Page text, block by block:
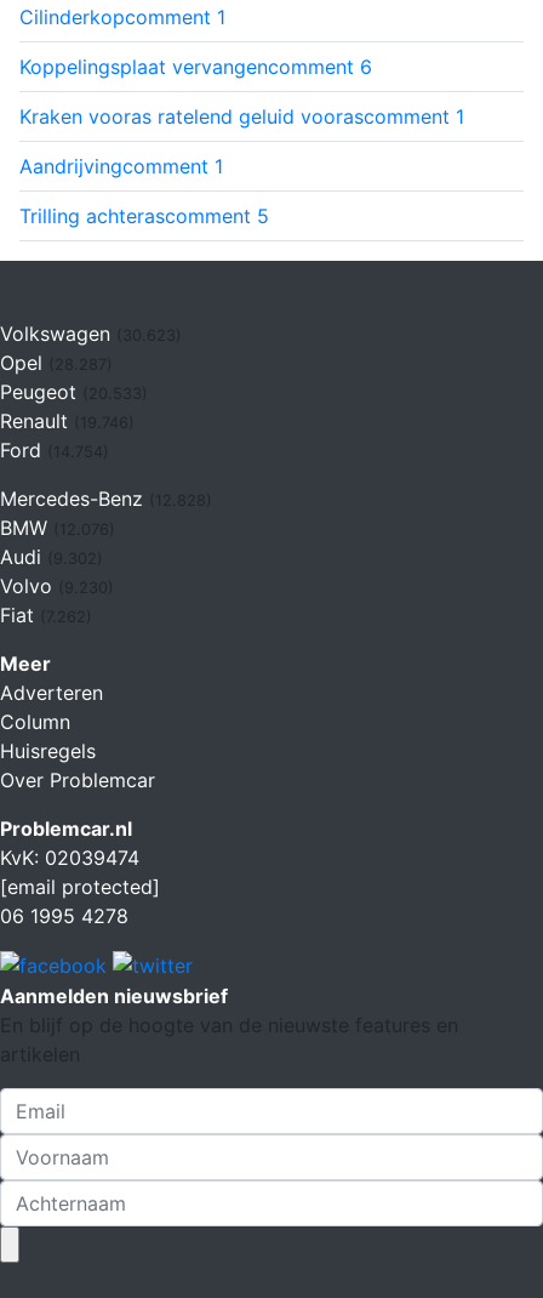
Cilinderkopcomment 1
Koppelingsplaat vervangencomment 6
Kraken vooras ratelend geluid voorascomment 1
Aandrijvingcomment 1
Trilling achterascomment 5
Volkswagen (30.623)
Opel
Peugeot
Renault (19.746)
Ford (14.754)
Mercedes-Benz
BMW (12.076)
Audi
Volvo
Fiat (7.262)
Meer
Adverteren
Column
Huisregels
Over Problemcar
Problemcar.nl
KvK: 02039474
[email protected]
06 1995 4278
Aanmelden nieuwsbrief
En blijf op de hoogte van de nieuwste features en
artikelen